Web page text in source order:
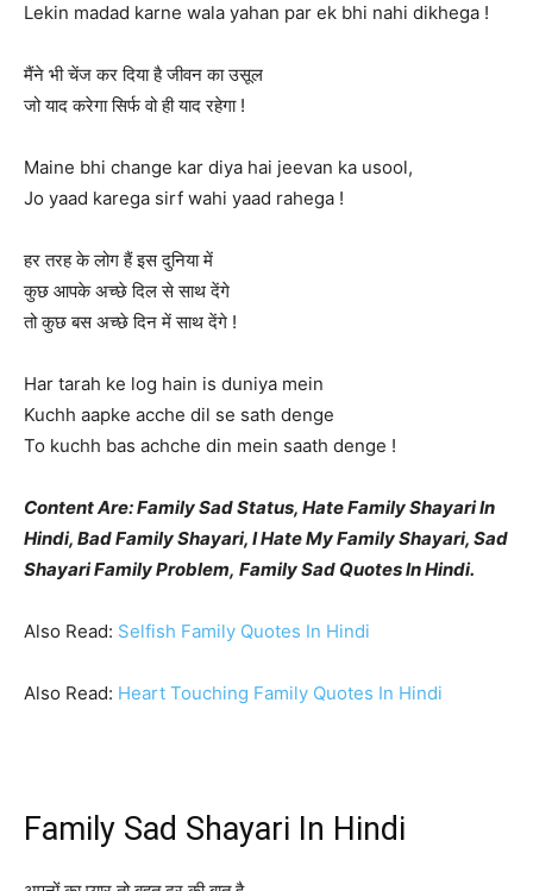
Lekin madad karne wala yahan par ek bhi nahi dikhega !
मैंने भी चेंज कर दिया है जीवन का उसूल
जो याद करेगा सिर्फ वो ही याद रहेगा !
Maine bhi change kar diya hai jeevan ka usool,
Jo yaad karega sirf wahi yaad rahega !
हर तरह के लोग हैं इस दुनिया में
कुछ आपके अच्छे दिल से साथ देंगे
तो कुछ बस अच्छे दिन में साथ देंगे !
Har tarah ke log hain is duniya mein
Kuchh aapke acche dil se sath denge
To kuchh bas achche din mein saath denge !
Content Are: Family Sad Status, Hate Family Shayari In
Hindi, Bad Family Shayari, I Hate My Family Shayari, Sad
Shayari Family Problem, Family Sad Quotes In Hindi.
Also Read: Selfish Family Quotes In Hindi
Also Read: Heart Touching Family Quotes In Hindi
Family Sad Shayari In Hindi